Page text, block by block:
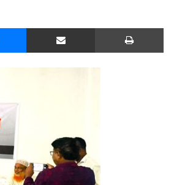
Messenger Share via Email